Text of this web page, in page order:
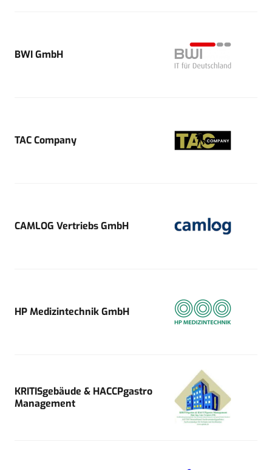
BWI GmbH
TAC Company
CAMLOG Vertriebs GmbH
HP Medizintechnik GmbH
KRITISgebäude & HACCPgastro
Management